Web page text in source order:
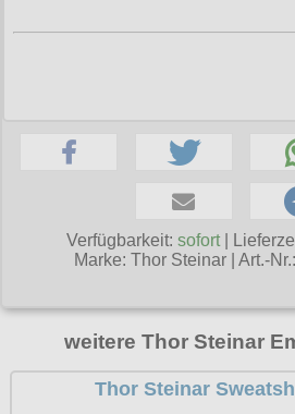
Nordische
Punkrock
Verfügbarkeit:sofort |
Marke: Thor Steinar| Art.-
weitere Thor Steinar
Thor Steinar